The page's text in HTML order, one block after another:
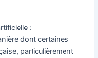
:
dont certaines
particulièrement